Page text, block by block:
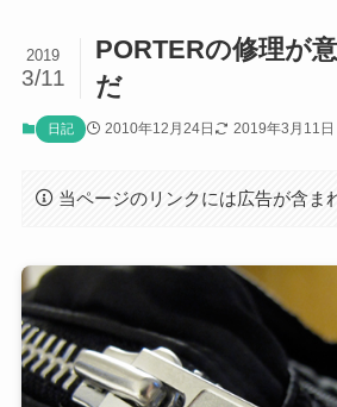
PORTERの修理が
だ
2019
3/11
日記 2010年12月24日 2019年3月11日
当ページのリンクには広告が含ま